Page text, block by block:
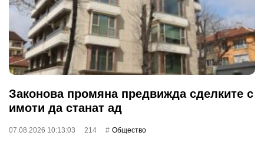
Законова промяна предвижда сделките с
имоти да станат ад
07.08.2026 10:13:03 214 Общество